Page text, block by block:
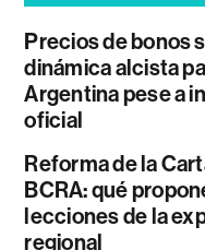
Precios de bonos
dinámica alcista
Argentina pese a
oficial
Reforma de la
BCRA: qué
lecciones de la
regional